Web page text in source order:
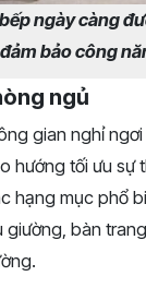
ngày càng
bảo công
ngủ
gian nghỉ
hướng tối ưu sự
hạng mục phổ
bàn